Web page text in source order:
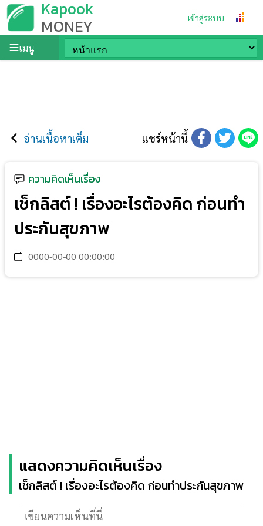
Kapook
MONEY เข้าสู่ระบบ
เมนู
อ่านเนื้อหาเต็ม แชร์หน้านี้
ความคิดเห็นเรื่อง
เช็กลิสต์ ! เรื่องอะไรต้องคิด ก่อนทำ
ประกันสุขภาพ
0000-00-00 00:00:00
แสดงความคิดเห็นเรื่อง
เช็กลิสต์ ! เรื่องอะไรต้องคิด ก่อนทำประกันสุขภาพ